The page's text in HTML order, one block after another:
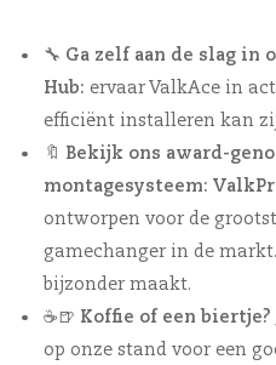
🔧 Ga zelf aan de slag in
Hub: ervaar ValkAce in
efficiënt installeren kan
🔖 Bekijk ons award-
montagesysteem:
ontworpen voor de
gamechanger in de
bijzonder maakt.
☕🍺 Koffie of een biertje?
op onze stand voor een